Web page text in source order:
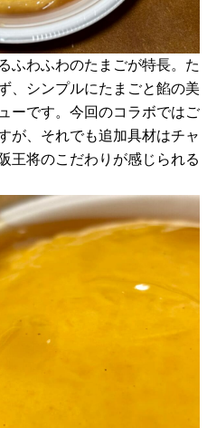
ふわふわのたまごが特長。た
、シンプルにたまごと餡の美
ーです。今回のコラボではご
が、それでも追加具材はチャ
王将のこだわりが感じられる